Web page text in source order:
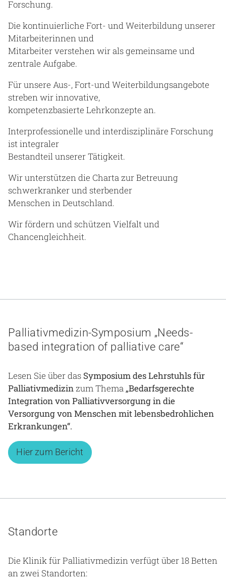
Forschung.
Die kontinuierliche Fort- und Weiterbildung unserer
Mitarbeiterinnen und
Mitarbeiter verstehen wir als gemeinsame und
zentrale Aufgabe.
Für unsere Aus-, Fort-und Weiterbildungsangebote
streben wir innovative,
kompetenzbasierte Lehrkonzepte an.
Interprofessionelle und interdisziplinäre Forschung
ist integraler
Bestandteil unserer Tätigkeit.
Wir unterstützen die Charta zur Betreuung
schwerkranker und sterbender
Menschen in Deutschland.
Wir fördern und schützen Vielfalt und
Chancengleichheit.
Palliativmedizin-Symposium „Needs-
based integration of palliative care“
Lesen Sie über das Symposium des Lehrstuhls für
Palliativmedizin zum Thema „Bedarfsgerechte
Integration von Palliativversorgung in die
Versorgung von Menschen mit lebensbedrohlichen
Erkrankungen“.
Hier zum Bericht
Standorte
Die Klinik für Palliativmedizin verfügt über 18 Betten
an zwei Standorten: